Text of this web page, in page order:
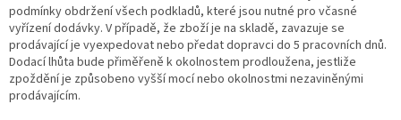
podmínky obdržení všech podkladů, které jsou nutné pro včasné
vyřízení dodávky. V případě, že zboží je na skladě, zavazuje se
prodávající je vyexpedovat nebo předat dopravci do 5 pracovních dnů.
Dodací lhůta bude přiměřeně k okolnostem prodloužena, jestliže
zpoždění je způsobeno vyšší mocí nebo okolnostmi nezaviněnými
prodávajícím.